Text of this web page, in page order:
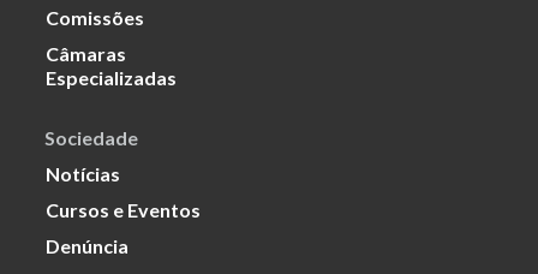
Comissões
Câmaras
Especializadas
Sociedade
Notícias
Cursos e Eventos
Denúncia